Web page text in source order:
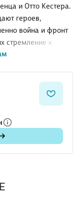
и Отто Кестера.
героев,
война и фронт
стремление к